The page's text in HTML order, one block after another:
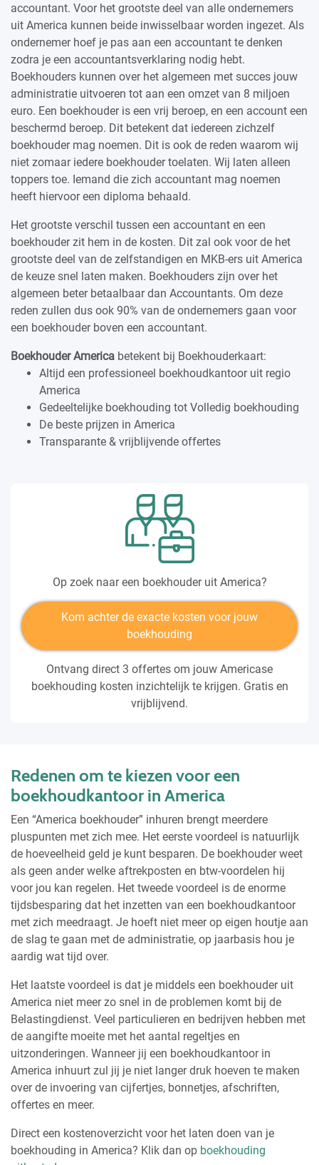
accountant. Voor het grootste deel van alle ondernemers
uit America kunnen beide inwisselbaar worden ingezet. Als
ondernemer hoef je pas aan een accountant te denken
zodra je een accountantsverklaring nodig hebt.
Boekhouders kunnen over het algemeen met succes jouw
administratie uitvoeren tot aan een omzet van 8 miljoen
euro. Een boekhouder is een vrij beroep, en een account een
beschermd beroep. Dit betekent dat iedereen zichzelf
boekhouder mag noemen. Dit is ook de reden waarom wij
niet zomaar iedere boekhouder toelaten. Wij laten alleen
toppers toe. Iemand die zich accountant mag noemen
heeft hiervoor een diploma behaald.
Het grootste verschil tussen een accountant en een
boekhouder zit hem in de kosten. Dit zal ook voor de het
grootste deel van de zelfstandigen en MKB-ers uit America
de keuze snel laten maken. Boekhouders zijn over het
algemeen beter betaalbaar dan Accountants. Om deze
reden zullen dus ook 90% van de ondernemers gaan voor
een boekhouder boven een accountant.
Boekhouder America betekent bij Boekhouderkaart:
Altijd een professioneel boekhoudkantoor uit regio
America
Gedeeltelijke boekhouding tot Volledig boekhouding
De beste prijzen in America
Transparante & vrijblijvende offertes
Op zoek naar een boekhouder uit America?
Kom achter de exacte kosten voor jouw
boekhouding
Ontvang direct 3 offertes om jouw Americase
boekhouding kosten inzichtelijk te krijgen. Gratis en
vrijblijvend.
Redenen om te kiezen voor een
boekhoudkantoor in America
Een “America boekhouder” inhuren brengt meerdere
pluspunten met zich mee. Het eerste voordeel is natuurlijk
de hoeveelheid geld je kunt besparen. De boekhouder weet
als geen ander welke aftrekposten en btw-voordelen hij
voor jou kan regelen. Het tweede voordeel is de enorme
tijdsbesparing dat het inzetten van een boekhoudkantoor
met zich meedraagt. Je hoeft niet meer op eigen houtje aan
de slag te gaan met de administratie, op jaarbasis hou je
aardig wat tijd over.
Het laatste voordeel is dat je middels een boekhouder uit
America niet meer zo snel in de problemen komt bij de
Belastingdienst. Veel particulieren en bedrijven hebben met
de aangifte moeite met het aantal regeltjes en
uitzonderingen. Wanneer jij een boekhoudkantoor in
America inhuurt zul jij je niet langer druk hoeven te maken
over de invoering van cijfertjes, bonnetjes, afschriften,
offertes en meer.
Direct een kostenoverzicht voor het laten doen van je
boekhouding in America? Klik dan op boekhouding